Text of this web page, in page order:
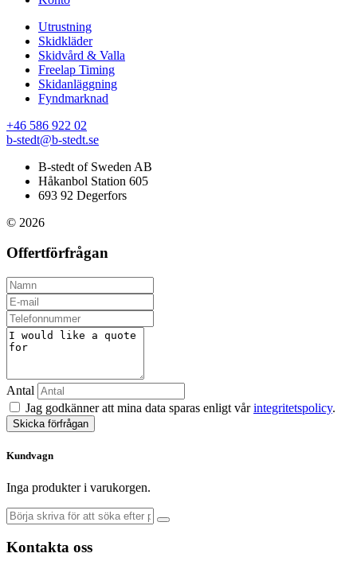
Utrustning
Skidkläder
Skidvård & Valla
Freelap Timing
Skidanläggning
Fyndmarknad
+46 586 922 02
b-stedt@b-stedt.se
B-stedt of Sweden AB
Håkanbol Station 605
693 92 Degerfors
© 2026
Offertförfrågan
Antal
Jag godkänner att mina data sparas enligt vårintegritetspolicy.
Skicka förfrågan
Kundvagn
Inga produkter i varukorgen.
Kontakta oss